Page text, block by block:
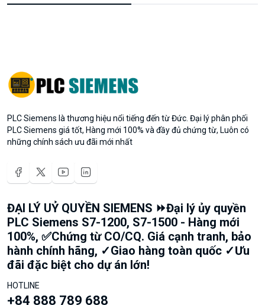
PLC Siemens là thương hiệu nổi tiếng đến từ Đức. Đại lý phân phối
PLC Siemens giá tốt, Hàng mới 100% và đầy đủ chứng từ, Luôn có
những chính sách ưu đãi mới nhất
ĐẠI LÝ UỶ QUYỀN SIEMENS ⏩Đại lý ủy quyền
PLC Siemens S7-1200, S7-1500 - Hàng mới
100%, ✅Chứng từ CO/CQ. Giá cạnh tranh, bảo
hành chính hãng, ✓Giao hàng toàn quốc ✓Ưu
đãi đặc biệt cho dự án lớn!
HOTLINE
+84 888 789 688